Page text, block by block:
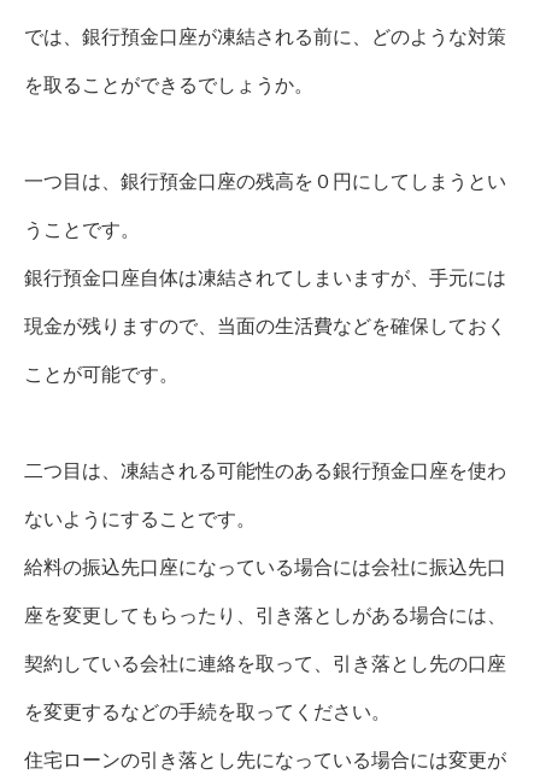
では、銀行預金口座が凍結される前に、どのような対策
を取ることができるでしょうか。
一つ目は、銀行預金口座の残高を０円にしてしまうとい
うことです。
銀行預金口座自体は凍結されてしまいますが、手元には
現金が残りますので、当面の生活費などを確保しておく
ことが可能です。
二つ目は、凍結される可能性のある銀行預金口座を使わ
ないようにすることです。
給料の振込先口座になっている場合には会社に振込先口
座を変更してもらったり、引き落としがある場合には、
契約している会社に連絡を取って、引き落とし先の口座
を変更するなどの手続を取ってください。
住宅ローンの引き落とし先になっている場合には変更が